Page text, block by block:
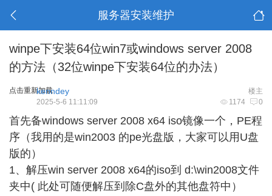
服务器安装维护
winpe下安装64位win7或windows server 2008
的方法（32位winpe下安装64位的办法）
点击重新加载 楼主
kenndey
1174 0
2025-5-6 11:11:09
首先备windows server 2008 x64 iso镜像一个，PE程
序（我用的是win2003 的pe光盘版，大家可以用U盘
版的）
1、解压win server 2008 x64的iso到 d:\win2008文件
夹中( 此处可随便解压到除C盘外的其他盘符中）